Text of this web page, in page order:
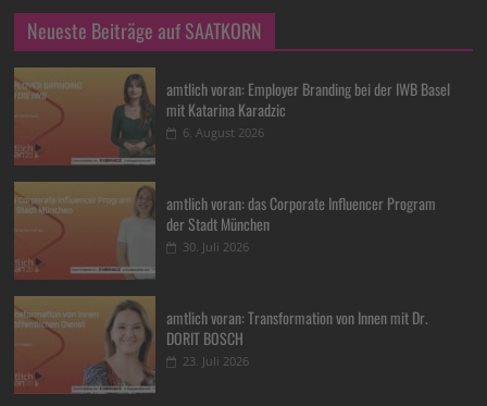
Neueste Beiträge auf SAATKORN
amtlich voran: Employer Branding bei der IWB Basel
mit Katarina Karadzic
6. August 2026
amtlich voran: das Corporate Influencer Program
der Stadt München
30. Juli 2026
amtlich voran: Transformation von Innen mit Dr.
DORIT BOSCH
23. Juli 2026